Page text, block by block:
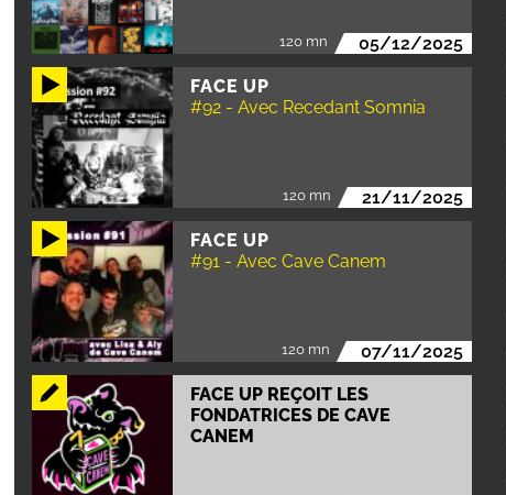
120 mn 05/12/2025
FACE UP
#92 - Avec Recedant Somnia
120 mn 21/11/2025
FACE UP
#91 - Avec Cave Canem
120 mn 07/11/2025
FACE UP REÇOIT LES
FONDATRICES DE CAVE
CANEM